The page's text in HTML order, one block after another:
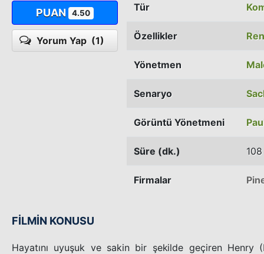
PUAN 4.50
Yorum Yap (1)
Tür
Özellikler
Yönetmen
Senaryo
Görüntü Yönetmeni
Süre (dk.)
Firmalar
FİLMİN KONUSU
Hayatını uyuşuk ve sakin bir şekilde geçiren Henry